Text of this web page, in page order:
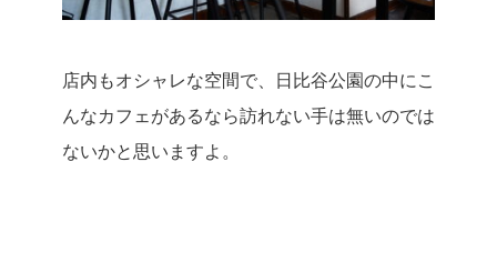
店内もオシャレな空間で、日比谷公園の中にこ
んなカフェがあるなら訪れない手は無いのでは
ないかと思いますよ。